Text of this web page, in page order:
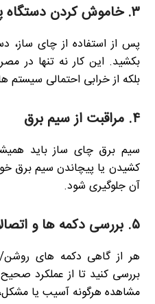
۳. خاموش کردن دستگاه
پس از استفاده از چای ساز،
بکشید. این کار نه تنها در
بلکه از خرابی احتمالی
۴. مراقبت از سیم برق
سیم برق چای ساز باید
کشیدن یا پیچاندن سیم برق
آن جلوگیری شود.
۵. بررسی دکمه ها و
هر از گاهی دکمه های
بررسی کنید تا از عملکرد
مشاهده هرگونه آسیب یا